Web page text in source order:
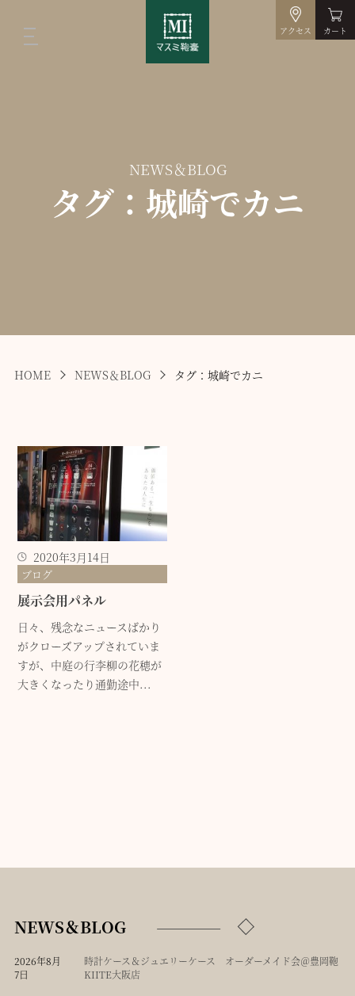
アクセス カート
NEWS＆BLOG
タグ：城崎でカニ
HOME NEWS＆BLOG タグ：城崎でカニ
2020年3月14日
ブログ
展示会用パネル
日々、残念なニュースばかり
がクローズアップされていま
すが、中庭の行李柳の花穂が
大きくなったり通勤途中...
NEWS＆BLOG
2026年8月
7日
時計ケース＆ジュエリーケース オーダーメイド会＠豊岡鞄
KIITE大阪店